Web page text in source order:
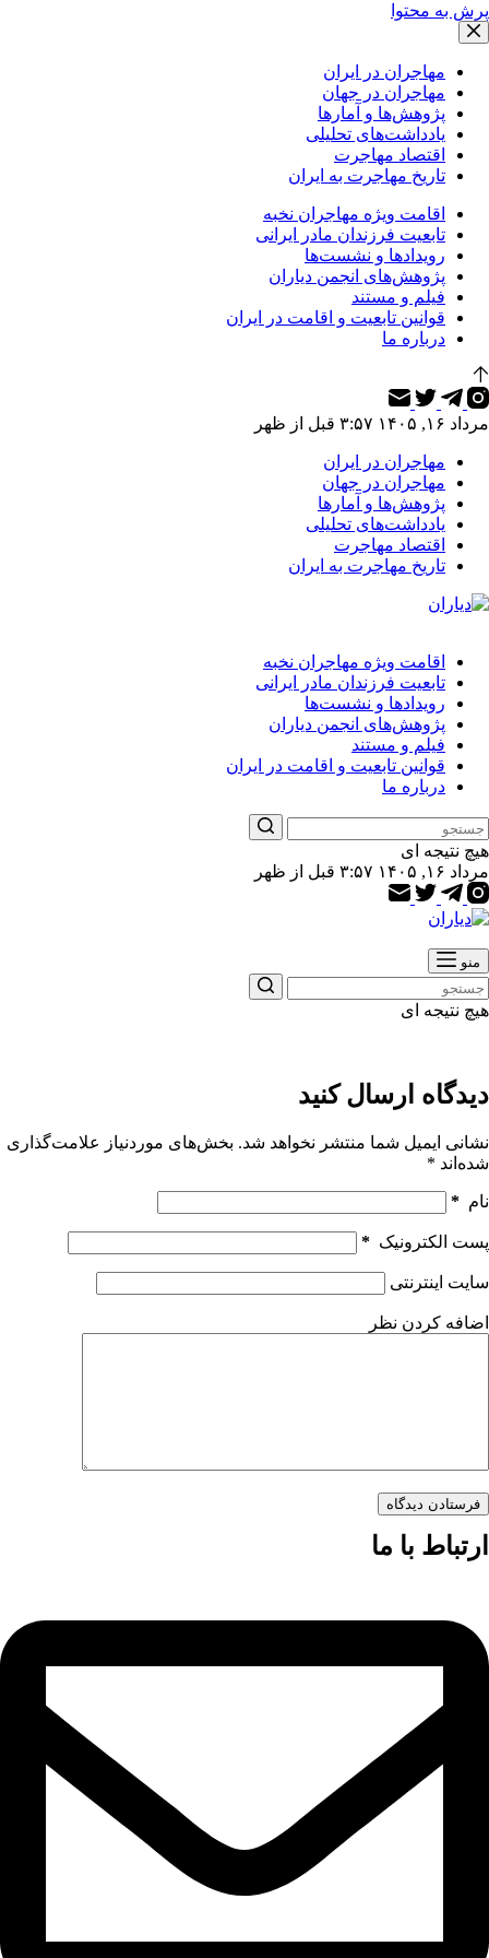
پرش به محتوا
مهاجران در ایران
مهاجران در جهان
پژوهش‌ها و آمارها
یادداشت‌های تحلیلی
اقتصاد مهاجرت
تاریخ مهاجرت به ایران
اقامت ویژه مهاجران نخبه
تابعیت فرزندان مادر ایرانی
رویدادها و نشست‌ها
پژوهش‌های انجمن دیاران
فیلم و مستند
قوانین تابعیت و اقامت در ایران
درباره ما
مرداد ۱۶, ۱۴۰۵ ۳:۵۷ قبل از ظهر
مهاجران در ایران
مهاجران در جهان
پژوهش‌ها و آمارها
یادداشت‌های تحلیلی
اقتصاد مهاجرت
تاریخ مهاجرت به ایران
اقامت ویژه مهاجران نخبه
تابعیت فرزندان مادر ایرانی
رویدادها و نشست‌ها
پژوهش‌های انجمن دیاران
فیلم و مستند
قوانین تابعیت و اقامت در ایران
درباره ما
هیچ نتیجه ای
مرداد ۱۶, ۱۴۰۵ ۳:۵۷ قبل از ظهر
منو
هیچ نتیجه ای
دیدگاه ارسال کنید
نشانی ایمیل شما منتشر نخواهد شد. بخش‌های موردنیاز علامت‌گذاری
شده‌اند *
نام *
پست الکترونیک *
سایت اینترنتی
اضافه کردن نظر
فرستادن دیدگاه
ارتباط با ما